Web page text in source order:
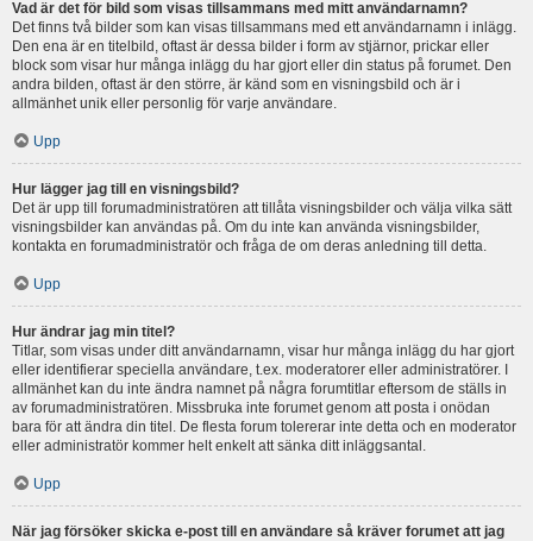
Vad är det för bild som visas tillsammans med mitt användarnamn?
Det finns två bilder som kan visas tillsammans med ett användarnamn i inlägg.
Den ena är en titelbild, oftast är dessa bilder i form av stjärnor, prickar eller
block som visar hur många inlägg du har gjort eller din status på forumet. Den
andra bilden, oftast är den större, är känd som en visningsbild och är i
allmänhet unik eller personlig för varje användare.
Upp
Hur lägger jag till en visningsbild?
Det är upp till forumadministratören att tillåta visningsbilder och välja vilka sätt
visningsbilder kan användas på. Om du inte kan använda visningsbilder,
kontakta en forumadministratör och fråga de om deras anledning till detta.
Upp
Hur ändrar jag min titel?
Titlar, som visas under ditt användarnamn, visar hur många inlägg du har gjort
eller identifierar speciella användare, t.ex. moderatorer eller administratörer. I
allmänhet kan du inte ändra namnet på några forumtitlar eftersom de ställs in
av forumadministratören. Missbruka inte forumet genom att posta i onödan
bara för att ändra din titel. De flesta forum tolererar inte detta och en moderator
eller administratör kommer helt enkelt att sänka ditt inläggsantal.
Upp
När jag försöker skicka e-post till en användare så kräver forumet att jag